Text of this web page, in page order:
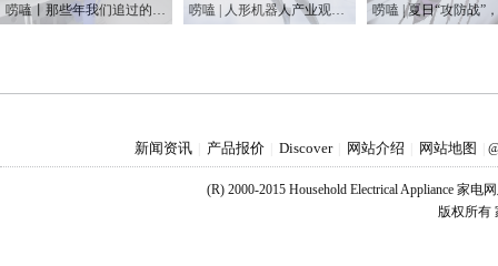
唠嗑丨那些年我们追过的“屏保”：从CRT到OLED的时代变迁 唠嗑 | 人形机器人产业观察：一场跌跌撞撞的资本狂欢
新闻资讯 产品报价 Discover 网站介绍 网站地图
(R) 2000-2015 Household Electrical Appliance 家电
版权所有